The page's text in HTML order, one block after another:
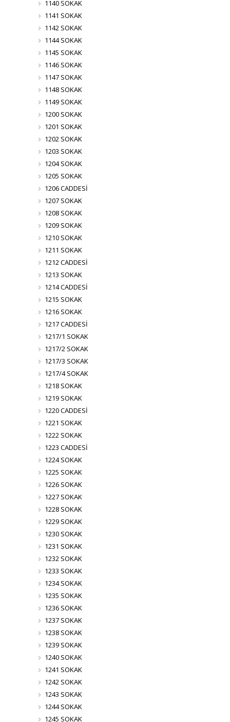
1140 SOKAK
1141 SOKAK
1142 SOKAK
1144 SOKAK
1145 SOKAK
1146 SOKAK
1147 SOKAK
1148 SOKAK
1149 SOKAK
1200 SOKAK
1201 SOKAK
1202 SOKAK
1203 SOKAK
1204 SOKAK
1205 SOKAK
1206 CADDESİ
1207 SOKAK
1208 SOKAK
1209 SOKAK
1210 SOKAK
1211 SOKAK
1212 CADDESİ
1213 SOKAK
1214 CADDESİ
1215 SOKAK
1216 SOKAK
1217 CADDESİ
1217/1 SOKAK
1217/2 SOKAK
1217/3 SOKAK
1217/4 SOKAK
1218 SOKAK
1219 SOKAK
1220 CADDESİ
1221 SOKAK
1222 SOKAK
1223 CADDESİ
1224 SOKAK
1225 SOKAK
1226 SOKAK
1227 SOKAK
1228 SOKAK
1229 SOKAK
1230 SOKAK
1231 SOKAK
1232 SOKAK
1233 SOKAK
1234 SOKAK
1235 SOKAK
1236 SOKAK
1237 SOKAK
1238 SOKAK
1239 SOKAK
1240 SOKAK
1241 SOKAK
1242 SOKAK
1243 SOKAK
1244 SOKAK
1245 SOKAK